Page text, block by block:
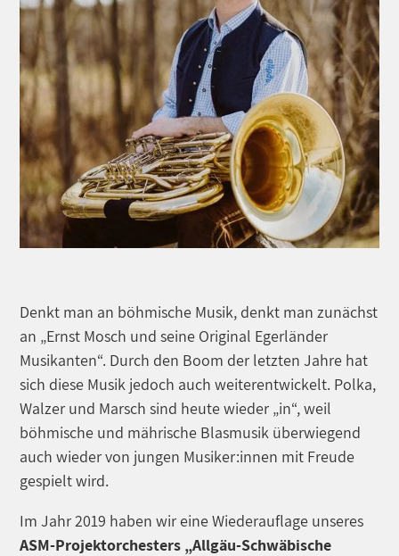
Denkt man an böhmische Musik, denkt man zunächst
an „Ernst Mosch und seine Original Egerländer
Musikanten“. Durch den Boom der letzten Jahre hat
sich diese Musik jedoch auch weiterentwickelt. Polka,
Walzer und Marsch sind heute wieder „in“, weil
böhmische und mährische Blasmusik überwiegend
auch wieder von jungen Musiker:innen mit Freude
gespielt wird.
Im Jahr 2019 haben wir eine Wiederauflage unseres
ASM-Projektorchesters „Allgäu-Schwäbische